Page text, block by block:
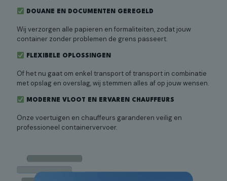
DOUANE EN DOCUMENTEN GEREGELD
Wij verzorgen alle papieren en formaliteiten, zodat jouw
container zonder problemen de grens passeert.
FLEXIBELE OPLOSSINGEN
Of het nu gaat om enkel transport of transport in combinatie
met opslag en overslag, wij stemmen alles af op jouw wensen.
MODERNE VLOOT EN ERVAREN CHAUFFEURS
Onze voertuigen en chauffeurs garanderen veilig en
professioneel containervervoer.